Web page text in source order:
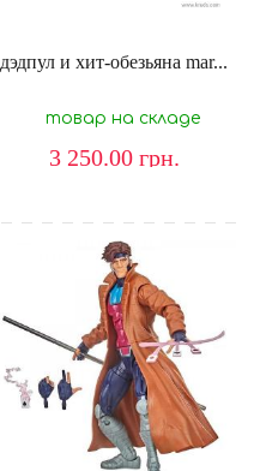
дэдпул и хит-обезьяна mar...
товар на складе
3 250.00 грн.